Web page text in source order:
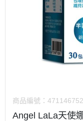
商品編號：
Angel LaLa天使